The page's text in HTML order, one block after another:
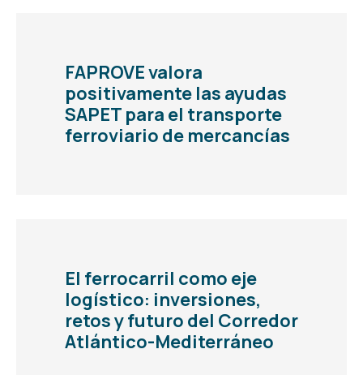
FAPROVE valora
positivamente las ayudas
SAPET para el transporte
ferroviario de mercancías
El ferrocarril como eje
logístico: inversiones,
retos y futuro del Corredor
Atlántico-Mediterráneo